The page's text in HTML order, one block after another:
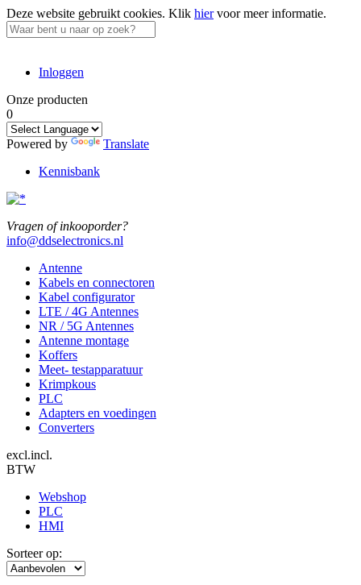
Deze website gebruikt cookies. Klik hiervoor meer informatie.
Inloggen
Onze producten
0
Powered by
Translate
Kennisbank
Vragen of inkooporder?
info@ddselectronics.nl
Antenne
Kabels en connectoren
Kabel configurator
LTE / 4G Antennes
NR / 5G Antennes
Antenne montage
Koffers
Meet- testapparatuur
Krimpkous
PLC
Adapters en voedingen
Converters
excl.incl.
BTW
Webshop
PLC
HMI
Sorteer op: